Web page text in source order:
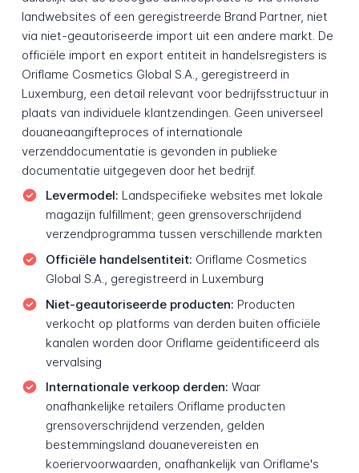
landwebsites of een geregistreerde Brand Partner, niet
via niet-geautoriseerde import uit een andere markt. De
officiële import en export entiteit in handelsregisters is
Oriflame Cosmetics Global S.A., geregistreerd in
Luxemburg, een detail relevant voor bedrijfsstructuur in
plaats van individuele klantzendingen. Geen universeel
douaneaangifteproces of internationale
verzenddocumentatie is gevonden in publieke
documentatie uitgegeven door het bedrijf.
Levermodel: Landspecifieke websites met lokale
magazijn fulfillment; geen grensoverschrijdend
verzendprogramma tussen verschillende markten
Officiële handelsentiteit: Oriflame Cosmetics
Global S.A., geregistreerd in Luxemburg
Niet-geautoriseerde producten: Producten
verkocht op platforms van derden buiten officiële
kanalen worden door Oriflame geïdentificeerd als
vervalsing
Internationale verkoop derden: Waar
onafhankelijke retailers Oriflame producten
grensoverschrijdend verzenden, gelden
bestemmingsland douanevereisten en
koeriervoorwaarden, onafhankelijk van Oriflame's